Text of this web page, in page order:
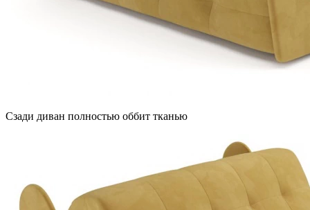
Сзади диван полностью оббит тканью